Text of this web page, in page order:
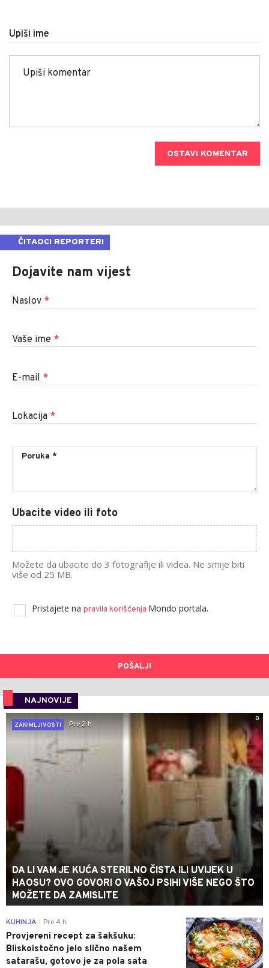
Upiši ime
OSTAVI KOMENTAR
ČITAOCI REPORTERI
Dojavite nam vijest
Naslov *
Vaše ime *
E-mail *
Lokacija *
Ubacite video ili foto
Možete da ubacite do 3 fotografije ili videa. Ne smije biti
više od 25 MB.
Pristajete na pravila korišćenja Mondo portala.
POŠALJI
NAJNOVIJE
0
ZANIMLJIVOSTI
Pre 2 h
DA LI VAM JE KUĆA STERILNO ČISTA ILI UVIJEK U
HAOSU? OVO GOVORI O VAŠOJ PSIHI VIŠE NEGO ŠTO
MOŽETE DA ZAMISLITE
0
KUHINJA Pre 4 h
Provjereni recept za šakšuku:
Bliskoistočno jelo slično našem
satarašu, gotovo je za pola sata